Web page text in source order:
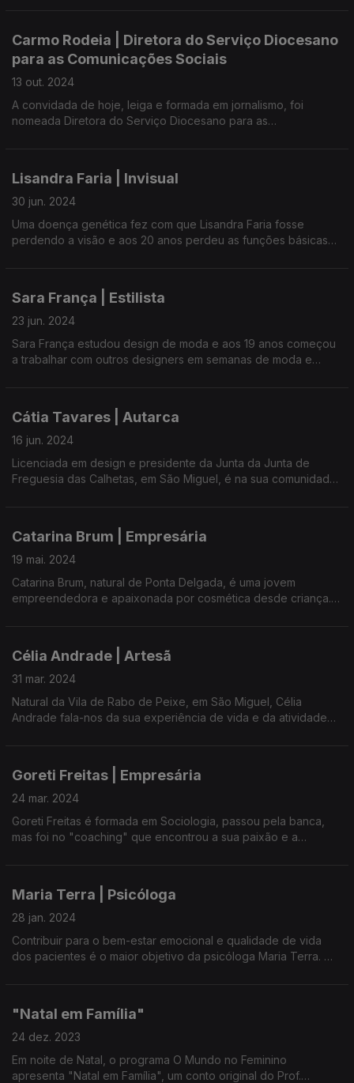
Carmo Rodeia | Diretora do Serviço Diocesano
para as Comunicações Sociais
13 out. 2024
A convidada de hoje, leiga e formada em jornalismo, foi
nomeada Diretora do Serviço Diocesano para as
Falamos com a mulher, a profissional e mãe, Carmo Rodeia,
numa intensa conversa, com reflexões sobre a sociedade
açoriana e o caminho do chamado Povo de Deus no dia a dia.
Lisandra Faria | Invisual
30 jun. 2024
Uma doença genética fez com que Lisandra Faria fosse
perdendo a visão e aos 20 anos perdeu as funções básicas
Hoje é mãe trabalhadora, associada da Acapo/Açores -
Associação dos Cegos e Amblíopes de Portugal - e invisual
Uma conversa com Ana Rosa e Maria José Raposo da
Sara França | Estilista
23 jun. 2024
Sara França estudou design de moda e aos 19 anos começou
a trabalhar com outros designers em semanas de moda e
Hoje, com 35 anos, possui marca própria.
Longas viagens pela Europa, onde mistura trabalho e
de Sara França para conhecer em mais um programa de O
Mundo no Feminino.
Cátia Tavares | Autarca
16 jun. 2024
Licenciada em design e presidente da Junta da Junta de
Freguesia das Calhetas, em São Miguel, é na sua comunidade
Uma conversa com Ana Rosa e Maria José Raposo da
Catarina Brum | Empresária
19 mai. 2024
Catarina Brum, natural de Ponta Delgada, é uma jovem
empreendedora e apaixonada por cosmética desde criança.
regressar ao mercado de trabalho confrontou-se com a Covid
Sobre Rodas.
Célia Andrade | Artesã
31 mar. 2024
Natural da Vila de Rabo de Peixe, em São Miguel, Célia
Andrade fala-nos da sua experiência de vida e da atividade
Uma Conversa com Ana Rosa Resendes e Maria José Raposo
da UMAR/Açores.
Goreti Freitas | Empresária
24 mar. 2024
Goreti Freitas é formada em Sociologia, passou pela banca,
mas foi no "coaching" que encontrou a sua paixão e a
A empresária, Goreti Freitas, fundou o Grupo de Jovens e
Associação Social, Cultural, Educativa e Desportiva dos Arrifes.
O Mundo no Feminino com Ana Resendes e Maria José
Raposo da Umar Açores.
Maria Terra | Psicóloga
28 jan. 2024
Contribuir para o bem-estar emocional e qualidade de vida
dos pacientes é o maior objetivo da psicóloga Maria Terra.
Heroísmo' são o ponto de partida para uma conversa sobre o
assunto no presente, mas também sobre a doença mental,
novos.
"Natal em Família"
24 dez. 2023
Em noite de Natal, o programa O Mundo no Feminino
apresenta "Natal em Família", um conto original do Prof.